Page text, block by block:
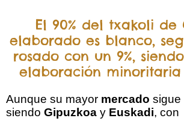
El 90% del txakoli de
elaborado es blanco,
rosado con un 9%,
elaboración minoritaria
Aunque su mayor mercado sigue
siendo Gipuzkoa y Euskadi, con